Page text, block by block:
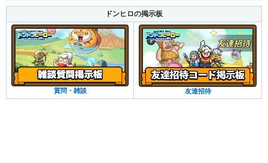
ドンヒロの掲示板
質問・雑談 友達招待